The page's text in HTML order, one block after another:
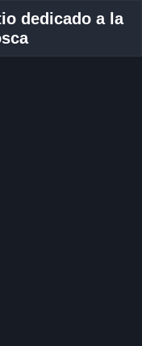
dedicado a la